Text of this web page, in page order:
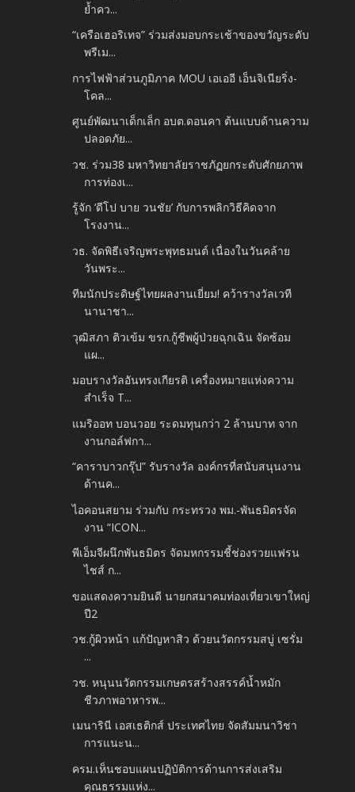
ย้ำคว...
“เครือเฮอริเทจ” ร่วมส่งมอบกระเช้าของขวัญระดับ
พรีเม...
การไฟฟ้าส่วนภูมิภาค MOU เอเออี เอ็นจิเนียริ่ง-
โคล...
ศูนย์พัฒนาเด็กเล็ก อบต.ดอนคา ต้นแบบด้านความ
ปลอดภัย...
วช. ร่วม38 มหาวิทยาลัยราชภัฏยกระดับศักยภาพ
การท่องเ...
รู้จัก ‘ดีโป บาย วนชัย’ กับการพลิกวิธีคิดจาก
โรงงาน...
วธ. จัดพิธีเจริญพระพุทธมนต์ เนื่องในวันคล้าย
วันพระ...
ทีมนักประดิษฐ์ไทยผลงานเยี่ยม! คว้ารางวัลเวที
นานาชา...
วุฒิสภา ติวเข้ม ขรก.กู้ชีพผู้ป่วยฉุกเฉิน จัดซ้อม
แผ...
มอบรางวัลอันทรงเกียรติ เครื่องหมายแห่งความ
สำเร็จ T...
แมริออท บอนวอย ระดมทุนกว่า 2 ล้านบาท จาก
งานกอล์ฟกา...
“คาราบาวกรุ๊ป” รับรางวัล องค์กรที่สนับสนุนงาน
ด้านค...
ไอคอนสยาม ร่วมกับ กระทรวง พม.-พันธมิตรจัด
งาน “ICON...
พีเอ็มจีผนึกพันธมิตร จัดมหกรรมชี้ช่องรวยแฟรน
ไชส์ ก...
ขอแสดงความยินดี นายกสมาคมท่องเที่ยวเขาใหญ่
ปี2
วช.กู้ผิวหน้า แก้ปัญหาสิว ด้วยนวัตกรรมสบู่ เซรั่ม
...
วช. หนุนนวัตกรรมเกษตรสร้างสรรค์น้ำหมัก
ชีวภาพอาหารพ...
เมนารินี เอสเธติกส์ ประเทศไทย จัดสัมมนาวิชา
การแนะน...
ครม.เห็นชอบแผนปฏิบัติการด้านการส่งเสริม
คุณธรรมแห่ง...